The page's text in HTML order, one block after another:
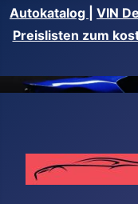
Autokatalog VIN
Preislisten zum